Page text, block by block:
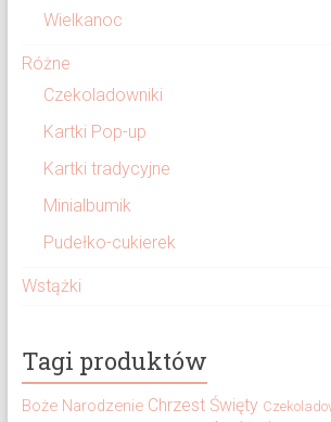
Wielkanoc
Różne
Czekoladowniki
Kartki Pop-up
Kartki tradycyjne
Minialbumik
Pudełko-cukierek
Wstążki
Tagi produktów
Boże Narodzenie Chrzest Święty